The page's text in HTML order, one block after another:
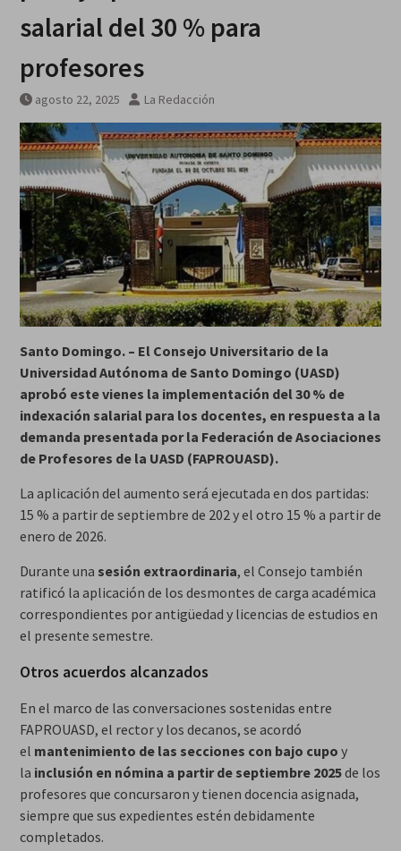
Pakistán/Qatar/Omán
salarial del 30 % para
profesores
agosto 22, 2025 La Redacción
Santo Domingo. – El Consejo Universitario de la
Universidad Autónoma de Santo Domingo (UASD)
aprobó este vienes la implementación del 30 % de
indexación salarial para los docentes, en respuesta a la
demanda presentada por la Federación de Asociaciones
de Profesores de la UASD (FAPROUASD).
La aplicación del aumento será ejecutada en dos partidas:
15 % a partir de septiembre de 202 y el otro 15 % a partir de
enero de 2026.
Durante una sesión extraordinaria, el Consejo también
ratificó la aplicación de los desmontes de carga académica
correspondientes por antigüedad y licencias de estudios en
el presente semestre.
Otros acuerdos alcanzados
En el marco de las conversaciones sostenidas entre
FAPROUASD, el rector y los decanos, se acordó
el mantenimiento de las secciones con bajo cupo y
la inclusión en nómina a partir de septiembre 2025de los
profesores que concursaron y tienen docencia asignada,
siempre que sus expedientes estén debidamente
completados.